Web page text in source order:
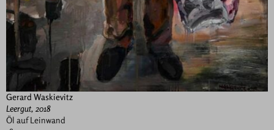
Gerard Waskievitz
Leergut, 2018
Öl auf Leinwand